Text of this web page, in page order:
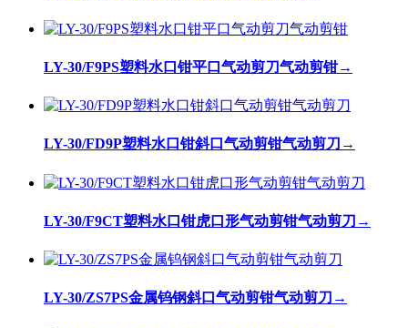
LY-30/F9PS塑料水口钳平口气动剪刀气动剪钳→
LY-30/FD9P塑料水口钳斜口气动剪钳气动剪刀 →
LY-30/F9CT塑料水口钳虎口形气动剪钳气动剪刀 →
LY-30/ZS7PS金属钨钢斜口气动剪钳气动剪刀 →